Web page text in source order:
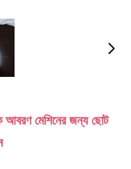
আবরণ মেশিনের জন্য ছোট